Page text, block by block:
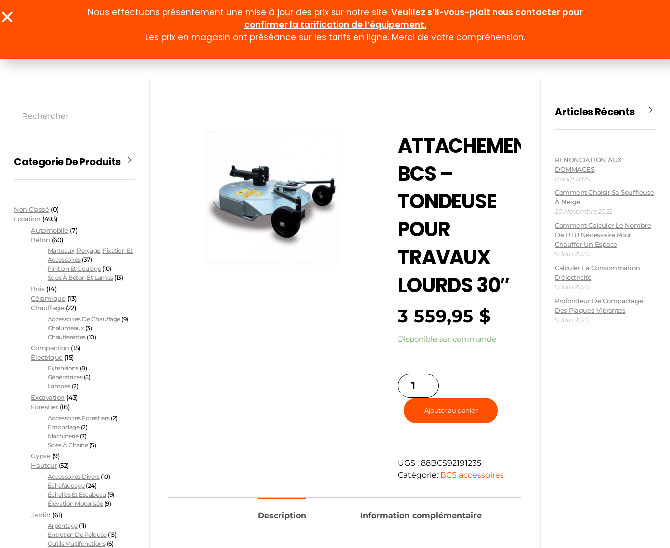
À propos Boutique Documentation Formulaires Promotion et rabais Emploi
ATTACHEMENT
BCS –
TONDEUSE
POUR
TRAVAUX
LOURDS 30″
3 559,95 $
Disponible sur commande
Ajouter au panier
UGS :88BCS92191235
Catégorie: BCS accessoires
Description Information complémentaire
Categorie De Produits
Non Classé (0)
Location (493)
Automobile (7)
Béton (60)
Marteaux, Perçage, Fixation Et
Accessoires (37)
Finition Et Coulage (10)
Scies À Béton Et Lames (13)
Bois (14)
Céramique (13)
Chauffage (22)
Accessoires De Chauffage (9)
Chalumeaux (3)
Chaufferettes (10)
Compaction (15)
Électrique (15)
Extensions (8)
Génératrices (5)
Lampes (2)
Excavation (43)
Forestier (16)
Accessoires Forestiers (2)
Émondage (2)
Machinerie (7)
Scies À Chaîne (5)
Gypse (9)
Hauteur (52)
Accessoires Divers (10)
Échafaudage (24)
Échelles Et Escabeau (9)
Élévation Motorisée (9)
Jardin (61)
Arpentage (11)
Entretien De Pelouse (15)
Outils Multifonctions (6)
Articles Récents
RENONCIATION AUX
DOMMAGES
8 Août 2025
Comment Choisir Sa Souffleuse
À Neige
20 Novembre 2022
Comment Calculer Le Nombre
De BTU Nécessaire Pour
Chauffer Un Espace
9 Juin 2020
Calculer La Consommation
D’électricité
9 Juin 2020
Profondeur De Compactage
Des Plaques Vibrantes
9 Juin 2020
Nous effectuons présentement une mise à jour des prix sur notre site. Veuillez s’il-vous-plaît nous contacter pour
confirmer la tarification de l’équipement.
Les prix en magasin ont préséance sur les tarifs en ligne. Merci de votre compréhension.